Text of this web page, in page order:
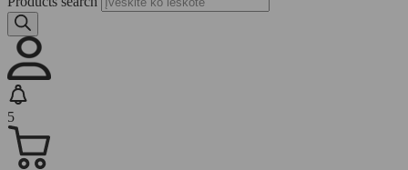
5